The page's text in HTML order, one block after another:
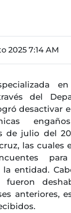
2025 7:14 AM
del
desactivar
de julio del
las cuales
la entidad.
anteriores,